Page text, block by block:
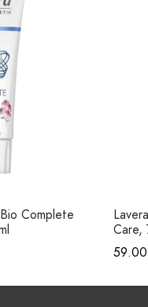
Complete
Care,
59.00